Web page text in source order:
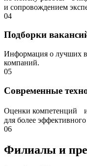
и сопровождением
04
Подборки
Информация о лучших
компаний.
05
Современные
Оценки компетенций и
для более эффективного
06
Филиалы и